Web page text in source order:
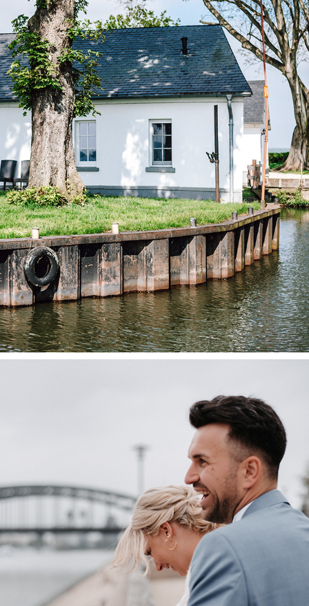
INSELRESORT WILHELMSTEIN
HOCHZEIT REBECCA&MARC